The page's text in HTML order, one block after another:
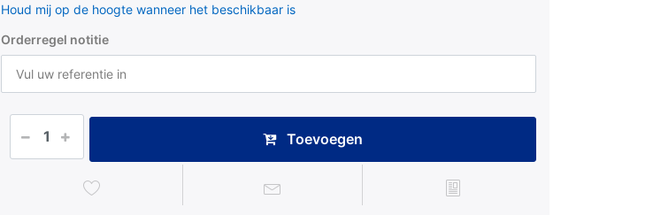
Houd mij op de hoogte wanneer het beschikbaar is
Orderregel notitie
Toevoegen